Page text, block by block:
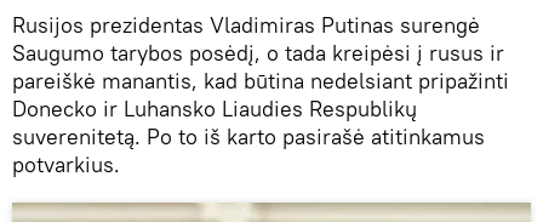
Rusijos prezidentas Vladimiras Putinas surengė
Saugumo tarybos posėdį, o tada kreipėsi į rusus ir
pareiškė manantis, kad būtina nedelsiant pripažinti
Donecko ir Luhansko Liaudies Respublikų
suverenitetą. Po to iš karto pasirašė atitinkamus
potvarkius.